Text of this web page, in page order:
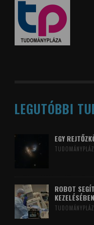
LEGUTÓBBI
EGY
ROBOT
KEZELÉSÉBEN